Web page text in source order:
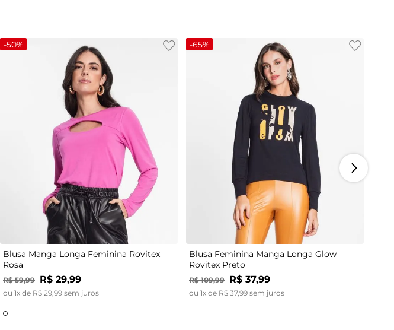
-50%
P M G GG
Blusa Manga Longa Feminina Rovitex
Rosa
R$ 59,99 R$ 29,99
ou 1x de R$ 29 99 sem juros
-65%
G
Blusa Feminina Manga Longa Glow
Rovitex Preto
R$ 109,99 R$ 37,99
ou 1x de R$ 37,99 sem juros